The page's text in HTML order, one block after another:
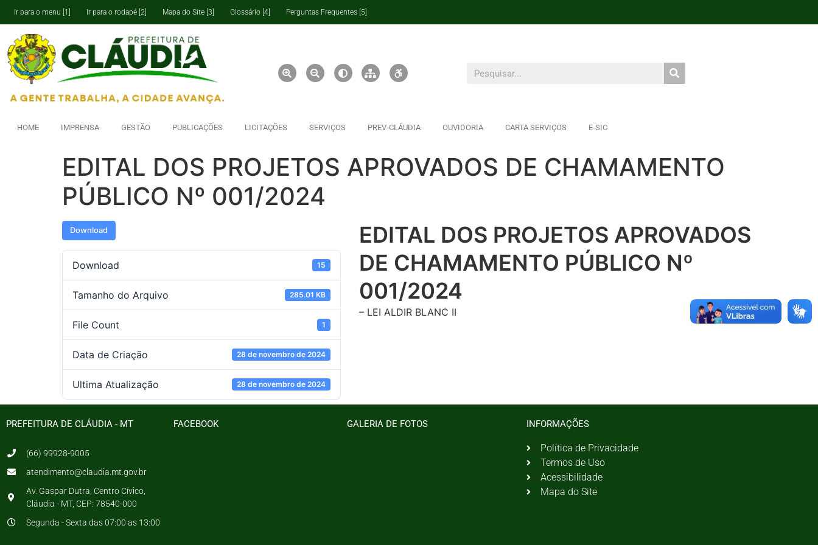
Ir para o menu [1] Ir para o rodapé [2] Mapa do Site [3] Glossário [4] Perguntas Frequentes [5]
HOME IMPRENSA GESTÃO PUBLICAÇÕES LICITAÇÕES SERVIÇOS PREV-CLÁUDIA OUVIDORIA CARTA SERVIÇOS E-SIC
EDITAL DOS PROJETOS APROVADOS DE CHAMAMENTO
PÚBLICO Nº 001/2024
Download
Download 15
Tamanho do Arquivo 285.01 KB
File Count 1
Data de Criação 28 de novembro de 2024
Ultima Atualização 28 de novembro de 2024
EDITAL DOS PROJETOS APROVADOS
DE CHAMAMENTO PÚBLICO Nº
001/2024
– LEI ALDIR BLANC II
PREFEITURA DE CLÁUDIA - MT
(66) 99928-9005
atendimento@claudia.mt.gov.br
Av. Gaspar Dutra, Centro Cívico,
Cláudia - MT, CEP: 78540-000
Segunda - Sexta das 07:00 as 13:00
FACEBOOK GALERIA DE FOTOS INFORMAÇÕES
Política de Privacidade
Termos de Uso
Acessibilidade
Mapa do Site